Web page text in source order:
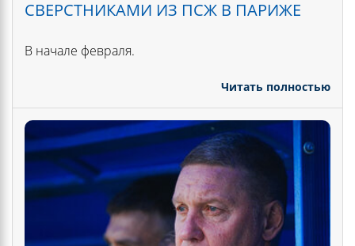
СВЕРСТНИКАМИ ИЗ ПСЖ В ПАРИЖЕ
В начале февраля.
Читать полностью